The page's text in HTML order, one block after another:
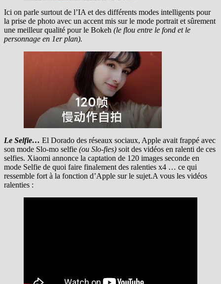
Ici on parle surtout de l’IA et des différents modes intelligents pour
la prise de photo avec un accent mis sur le mode portrait et sûrement
une meilleur qualité pour le Bokeh (le flou entre le fond et le
personnage en 1er plan).
Le Selfie… El Dorado des réseaux sociaux, Apple avait frappé avec
son mode Slo-mo selfie (ou Slo-fies) soit des vidéos en ralenti de ces
selfies. Xiaomi annonce la captation de 120 images seconde en
mode Selfie de quoi faire finalement des ralenties x4 … ce qui
ressemble fort à la fonction d’Apple sur le sujet.A vous les vidéos
ralenties :